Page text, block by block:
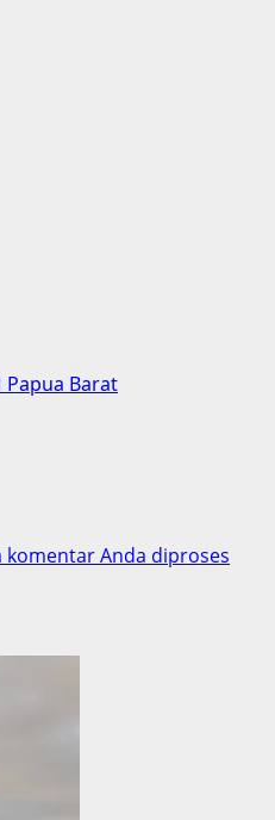
Barat
komentar Anda diproses